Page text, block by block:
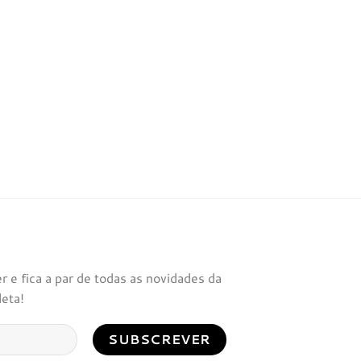
e fica a par de todas as novidades da